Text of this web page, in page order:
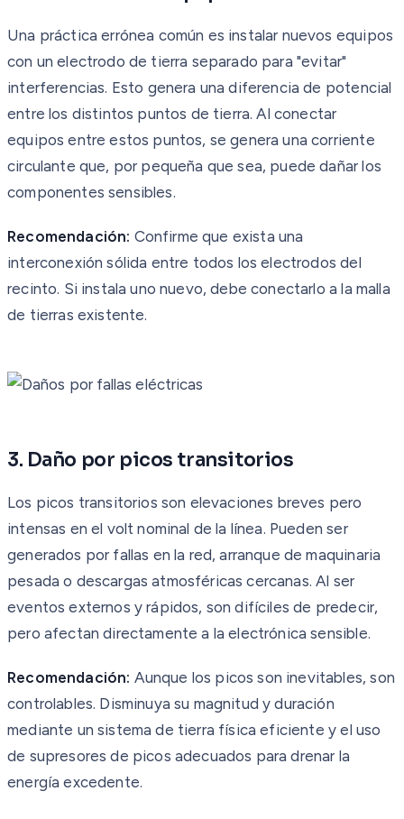
Una práctica errónea común es instalar nuevos equipos
con un electrodo de tierra separado para "evitar"
interferencias. Esto genera una diferencia de potencial
entre los distintos puntos de tierra. Al conectar
equipos entre estos puntos, se genera una corriente
circulante que, por pequeña que sea, puede dañar los
componentes sensibles.
Recomendación: Confirme que exista una
interconexión sólida entre todos los electrodos del
recinto. Si instala uno nuevo, debe conectarlo a la malla
de tierras existente.
3. Daño por picos transitorios
Los picos transitorios son elevaciones breves pero
intensas en el volt nominal de la línea. Pueden ser
generados por fallas en la red, arranque de maquinaria
pesada o descargas atmosféricas cercanas. Al ser
eventos externos y rápidos, son difíciles de predecir,
pero afectan directamente a la electrónica sensible.
Recomendación: Aunque los picos son inevitables, son
controlables. Disminuya su magnitud y duración
mediante un sistema de tierra física eficiente y el uso
de supresores de picos adecuados para drenar la
energía excedente.